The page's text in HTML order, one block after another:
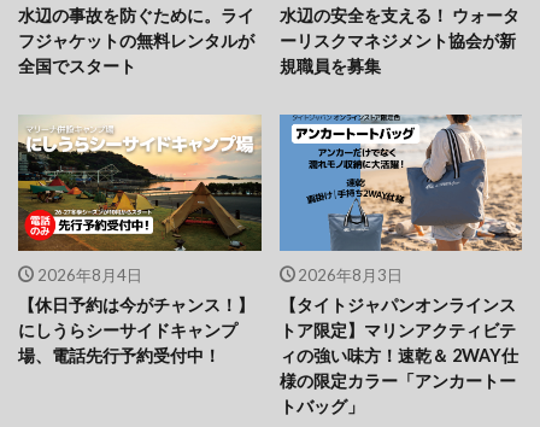
水辺の事故を防ぐために。ライ
フジャケットの無料レンタルが
全国でスタート
水辺の安全を支える！ ウォータ
ーリスクマネジメント協会が新
規職員を募集
2026年8月4日
【休日予約は今がチャンス！】
にしうらシーサイドキャンプ
場、電話先行予約受付中！
2026年8月3日
【タイトジャパンオンラインス
トア限定】マリンアクティビテ
ィの強い味方！速乾＆ 2WAY仕
様の限定カラー「アンカートー
トバッグ」